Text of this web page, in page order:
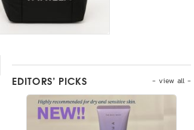
- view all -
EDITORS’ PICKS